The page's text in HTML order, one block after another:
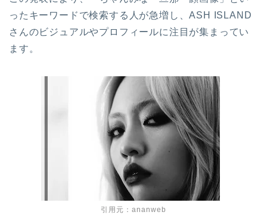
ったキーワードで検索する人が急増し、ASH ISLAND
さんのビジュアルやプロフィールに注目が集まってい
ます。
引用元：ananweb